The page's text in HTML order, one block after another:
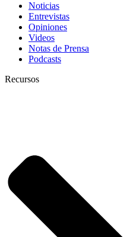
Noticias
Entrevistas
Opiniones
Videos
Notas de Prensa
Podcasts
Recursos